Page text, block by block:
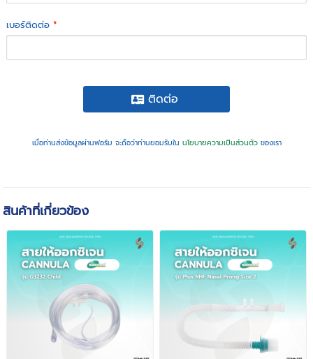
เบอร์ติดต่อ*
ติดต่อ
เมื่อท่านส่งข้อมูลผ่านฟอร์ม จะถือว่าท่านยอมรับใน นโยบายความเป็นส่วนตัวของเรา
สินค้าที่เกี่ยวข้อง